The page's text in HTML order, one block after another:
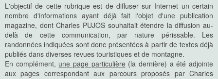
L'objectif de cette rubrique est de diffuser sur Internet un certain
nombre d'informations ayant déjà fait l'objet d'une publication
magazine, dont Charles PUJOS souhaitait étendre la diffusion au-
delà de cette communication, par nature périssable. Les
randonnées indiquées sont donc présentées à partir de textes déjà
publiés dans diverses revues touristiques et de montagne.
En complément, une page particulière(la dernière) a été adjointe
aux pages correspondant aux parcours proposés par Charles